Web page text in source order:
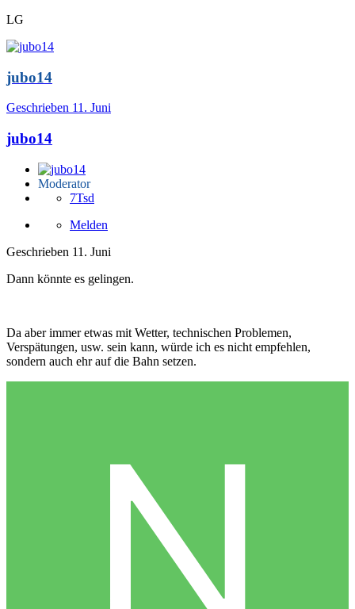
LG
jubo14
Geschrieben 11. Juni
jubo14
Moderator
7Tsd
Melden
Geschrieben 11. Juni
Dann könnte es gelingen.
Da aber immer etwas mit Wetter, technischen Problemen,
Verspätungen, usw. sein kann, würde ich es nicht empfehlen,
sondern auch ehr auf die Bahn setzen.